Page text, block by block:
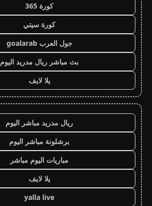
كورة 365
كورة سيتي
جول العرب goalarab
بث مباشر ريال مدريد اليوم
يلا لايف
ريال مدريد مباشر اليوم
برشلونة مباشر اليوم
مباريات اليوم مباشر
يلا لايف
yalla live